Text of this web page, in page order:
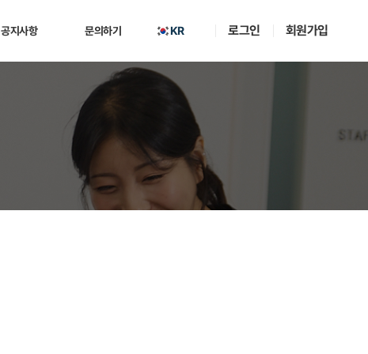
공지사항 문의하기 KR 로그인 회원가입